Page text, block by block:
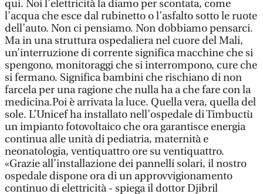
qui. Noi l’elettricità la diamo per scontata, come
l’acqua che esce dal rubinetto o l’asfalto sotto le ruote
dell’auto. Non ci pensiamo. Non dobbiamo pensarci.
Ma in una struttura ospedaliera nel cuore del Mali,
un’interruzione di corrente significa macchine che si
spengono, monitoraggi che si interrompono, cure che
si fermano. Significa bambini che rischiano di non
farcela per una ragione che nulla ha a che fare con la
medicina.Poi è arrivata la luce. Quella vera, quella del
sole. L’Unicef ha installato nell’ospedale di Timbuctù
un impianto fotovoltaico che ora garantisce energia
continua alle unità di pediatria, maternità e
neonatologia, ventiquattro ore su ventiquattro.
«Grazie all’installazione dei pannelli solari, il nostro
ospedale dispone ora di un approvvigionamento
continuo di elettricità - spiega il dottor Djibril